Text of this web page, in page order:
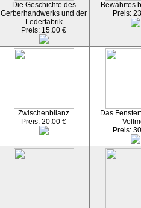
Die Geschichte des
Gerberhandwerks und der
Lederfabrik
Preis: 15.00 €
Bewährtes
Preis:
Zwischenbilanz
Preis: 20.00 €
Das
Preis: